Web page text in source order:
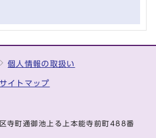
個人情報の取扱い
サイトマップ
町通御池上る上本能寺前町488番